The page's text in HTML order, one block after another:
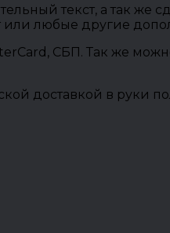
текст, а так же
или любые другие
СБП. Так же
доставкой в руки